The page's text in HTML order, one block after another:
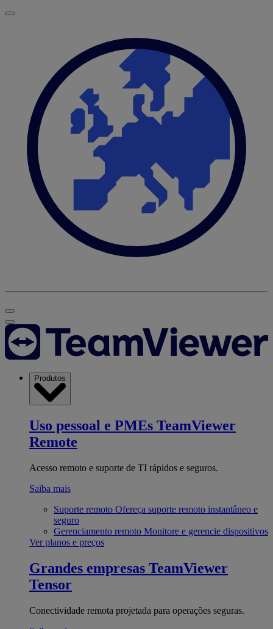
Produtos
Uso pessoal e PMEs TeamViewer
Remote
Acesso remoto e suporte de TI rápidos e seguros.
Saiba mais
Suporte remoto Ofereça suporte remoto instantâneo e
seguro
Gerenciamento remoto Monitore e gerencie dispositivos
Ver planos e preços
Grandes empresas TeamViewer
Tensor
Conectividade remota projetada para operações seguras.